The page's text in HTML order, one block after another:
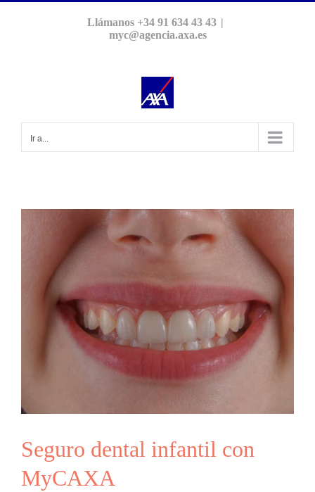
Llámanos +34 91 634 43 43 |
myc@agencia.axa.es
Ir a...
Seguro dental infantil con
MyCAXA